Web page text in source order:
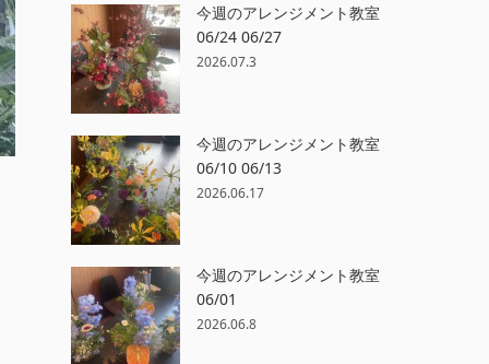
今週のアレンジメント教室
06/24 06/27
2026.07.3
今週のアレンジメント教室
06/10 06/13
2026.06.17
今週のアレンジメント教室
06/01
2026.06.8